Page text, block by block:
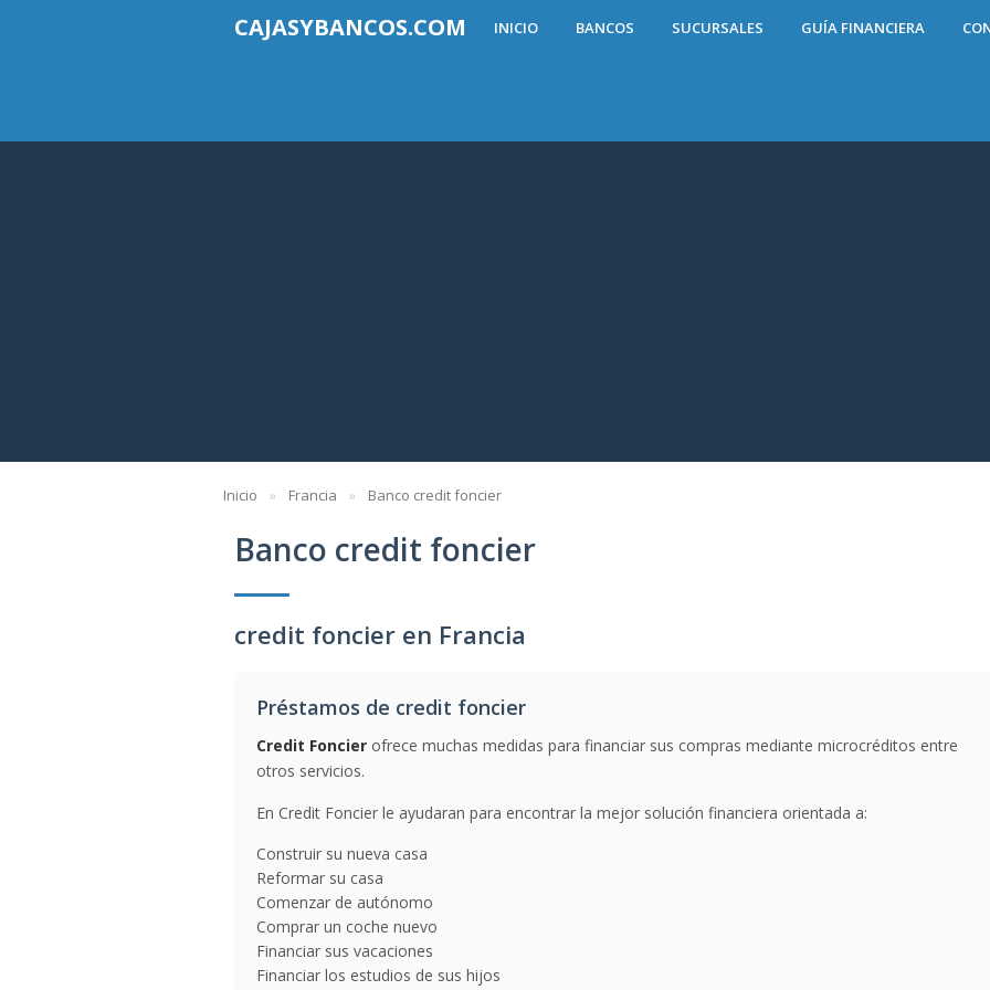
CAJASYBANCOS.COM INICIO BANCOS SUCURSALES GUÍA FINANCIERA
Inicio Francia Banco credit foncier
Banco credit foncier
credit foncier en Francia
Préstamos de credit foncier
Credit Foncier ofrece muchas medidas para financiar sus compras mediante microcréditos entre
otros servicios.
En Credit Foncier le ayudaran para encontrar la mejor solución financiera orientada a:
Construir su nueva casa
Reformar su casa
Comenzar de autónomo
Comprar un coche nuevo
Financiar sus vacaciones
Financiar los estudios de sus hijos